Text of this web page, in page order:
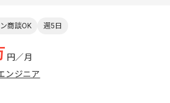
商談OK 週5日
円／月
ンジニア